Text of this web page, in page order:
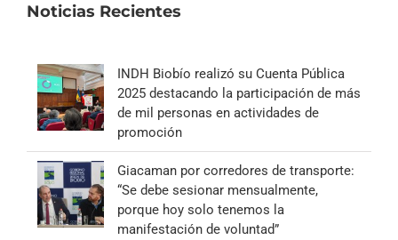
Noticias Recientes
INDH Biobío realizó su Cuenta Pública
2025 destacando la participación de más
de mil personas en actividades de
promoción
Giacaman por corredores de transporte:
“Se debe sesionar mensualmente,
porque hoy solo tenemos la
manifestación de voluntad”